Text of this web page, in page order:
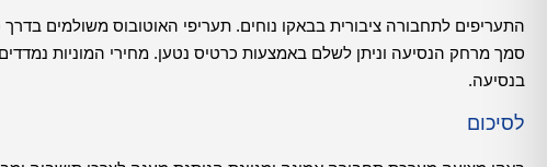
התעריפים לתחבורה ציבורית בבאקו נוחים. תעריפי האוטובוס משולמים
סמך מרחק הנסיעה וניתן לשלם באמצעות כרטיס נטען. מחירי המוניות
בנסיעה.
לסיכום